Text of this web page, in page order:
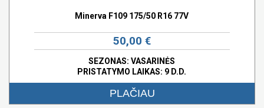
Minerva F109 175/50 R16 77V
50,00 €
SEZONAS: VASARINĖS
PRISTATYMO LAIKAS: 9 D.D.
PLAČIAU